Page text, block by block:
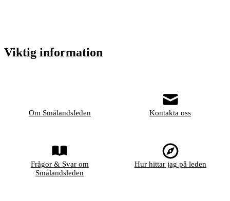
Viktig information
Om Smålandsleden Kontakta oss
Frågor & Svar om
Smålandsleden
Hur hittar jag på leden